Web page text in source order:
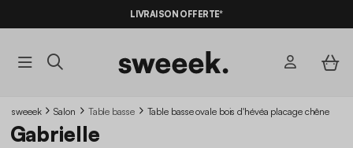
LIVRAISON OFFERTE*
sweeek Salon Table basse Table basse ovale bois d'hévéa placage chêne
Gabrielle